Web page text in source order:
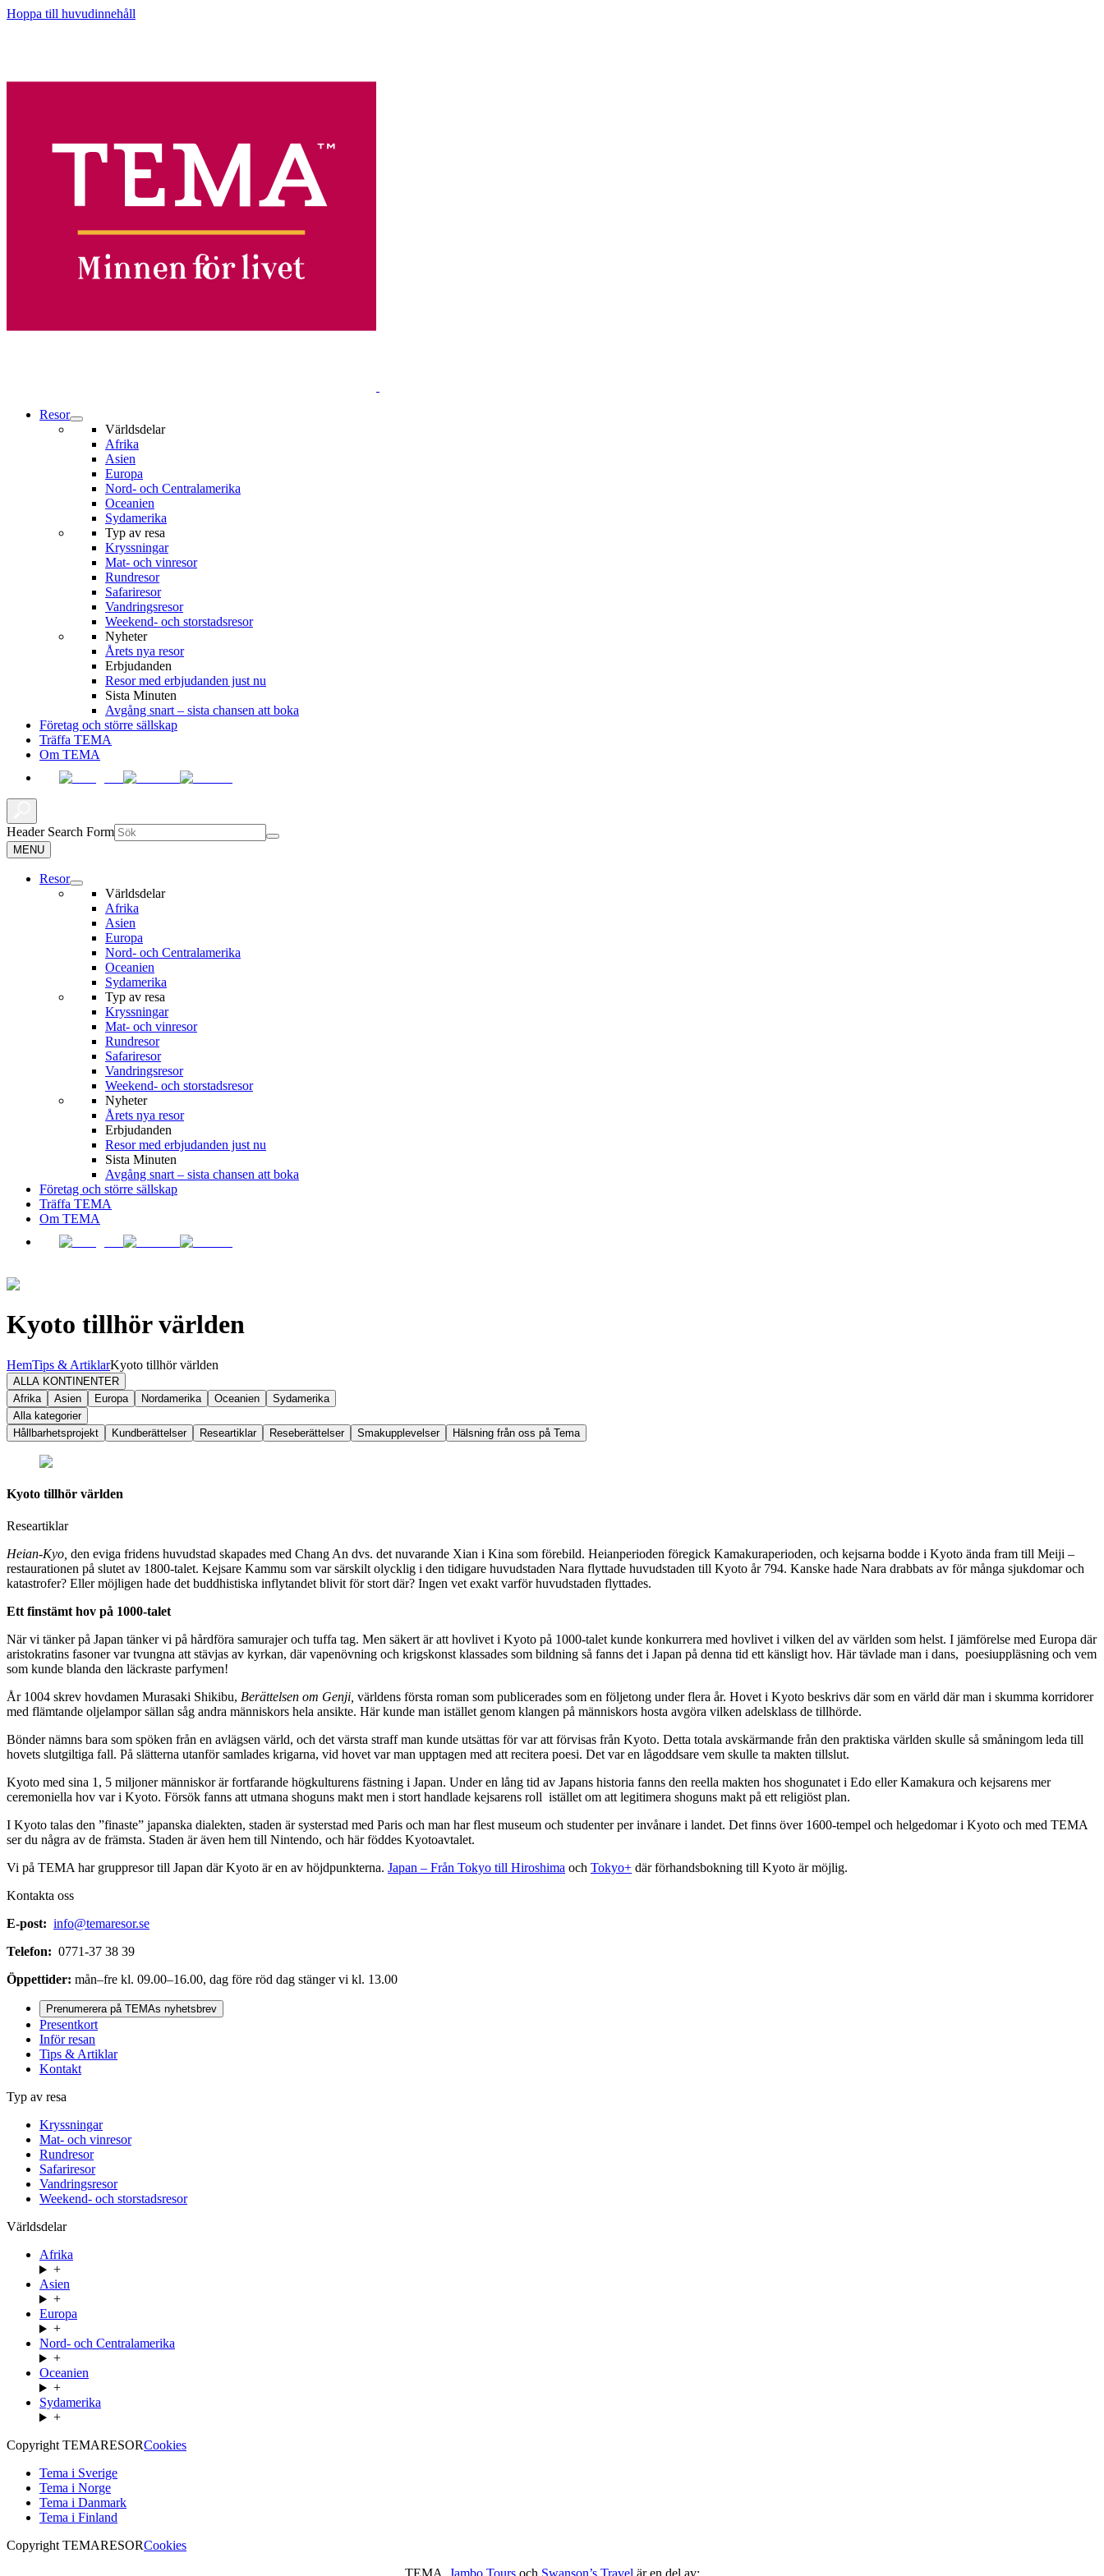
Hoppa till huvudinnehåll
Resor
Världsdelar
Afrika
Asien
Europa
Nord- och Centralamerika
Oceanien
Sydamerika
Typ av resa
Kryssningar
Mat- och vinresor
Rundresor
Safariresor
Vandringsresor
Weekend- och storstadsresor
Nyheter
Årets nya resor
Erbjudanden
Resor med erbjudanden just nu
Sista Minuten
Avgång snart – sista chansen att boka
Företag och större sällskap
Träffa TEMA
Om TEMA
Header Search Form
MENU
Resor
Världsdelar
Afrika
Asien
Europa
Nord- och Centralamerika
Oceanien
Sydamerika
Typ av resa
Kryssningar
Mat- och vinresor
Rundresor
Safariresor
Vandringsresor
Weekend- och storstadsresor
Nyheter
Årets nya resor
Erbjudanden
Resor med erbjudanden just nu
Sista Minuten
Avgång snart – sista chansen att boka
Företag och större sällskap
Träffa TEMA
Om TEMA
Kyoto tillhör världen
HemTips & ArtiklarKyoto tillhör världen
ALLA KONTINENTER
Afrika
Asien Europa Nordamerika Oceanien
Sydamerika
Alla kategorier
Hållbarhetsprojekt
Kundberättelser Researtiklar Reseberättelser Smakupplevelser Hälsning från oss på Tema
Kyoto tillhör världen
Researtiklar
Heian-Kyo, den eviga fridens huvudstad skapades med Chang An dvs. det nuvarande Xian i Kina som förebild. Heianperioden föregick Kamakuraperioden, och kejsarna bodde i Kyoto ända fram till Meiji –
restaurationen på slutet av 1800-talet. Kejsare Kammu som var särskilt olycklig i den tidigare huvudstaden Nara flyttade huvudstaden till Kyoto år 794. Kanske hade Nara drabbats av för många sjukdomar och
katastrofer? Eller möjligen hade det buddhistiska inflytandet blivit för stort där? Ingen vet exakt varför huvudstaden flyttades.
Ett finstämt hov på 1000-talet
När vi tänker på Japan tänker vi på hårdföra samurajer och tuffa tag. Men säkert är att hovlivet i Kyoto på 1000-talet kunde konkurrera med hovlivet i vilken del av världen som helst. I jämförelse med Europa där
aristokratins fasoner var tvungna att stävjas av kyrkan, där vapenövning och krigskonst klassades som bildning så fanns det i Japan på denna tid ett känsligt hov. Här tävlade man i dans, poesiuppläsning och vem
som kunde blanda den läckraste parfymen!
År 1004 skrev hovdamen Murasaki Shikibu, Berättelsen om Genji, världens första roman som publicerades som en följetong under flera år. Hovet i Kyoto beskrivs där som en värld där man i skumma korridorer
med flämtande oljelampor sällan såg andra människors hela ansikte. Här kunde man istället genom klangen på människors hosta avgöra vilken adelsklass de tillhörde.
Bönder nämns bara som spöken från en avlägsen värld, och det värsta straff man kunde utsättas för var att förvisas från Kyoto. Detta totala avskärmande från den praktiska världen skulle så småningom leda till
hovets slutgiltiga fall. På slätterna utanför samlades krigarna, vid hovet var man upptagen med att recitera poesi. Det var en lågoddsare vem skulle ta makten tillslut.
Kyoto med sina 1, 5 miljoner människor är fortfarande högkulturens fästning i Japan. Under en lång tid av Japans historia fanns den reella makten hos shogunatet i Edo eller Kamakura och kejsarens mer
ceremoniella hov var i Kyoto. Försök fanns att utmana shoguns makt men i stort handlade kejsarens roll istället om att legitimera shoguns makt på ett religiöst plan.
I Kyoto talas den ”finaste” japanska dialekten, staden är systerstad med Paris och man har flest museum och studenter per invånare i landet. Det finns över 1600-tempel och helgedomar i Kyoto och med TEMA
ser du några av de främsta. Staden är även hem till Nintendo, och här föddes Kyotoavtalet.
Vi på TEMA har gruppresor till Japan där Kyoto är en av höjdpunkterna. Japan – Från Tokyo till Hiroshima och Tokyo+ där förhandsbokning till Kyoto är möjlig.
Kontakta oss
E-post: info@temaresor.se
Telefon: 0771-37 38 39
Öppettider: mån–fre kl. 09.00–16.00, dag före röd dag stänger vi kl. 13.00
Prenumerera på TEMAs nyhetsbrev
Presentkort
Inför resan
Tips & Artiklar
Kontakt
Typ av resa
Kryssningar
Mat- och vinresor
Rundresor
Safariresor
Vandringsresor
Weekend- och storstadsresor
Världsdelar
Afrika
+
Asien
+
Europa
+
Nord- och Centralamerika
+
Oceanien
+
Sydamerika
+
Copyright TEMARESORCookies
Tema i Sverige
Tema i Norge
Tema i Danmark
Tema i Finland
Copyright TEMARESORCookies